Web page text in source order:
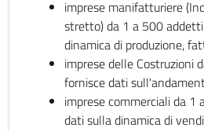
imprese manifatturiere
stretto) da 1 a 500
dinamica di produzione,
imprese delle Costruzioni
fornisce dati
imprese commerciali da
dati sulla dinamica di